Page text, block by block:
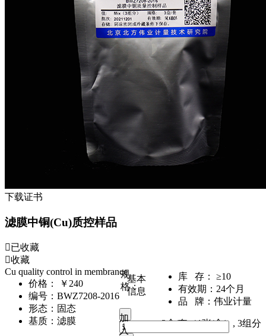
下载证书
滤膜中铜(Cu)质控样品
已收藏
收藏
Cu quality control in membrance
价格：
￥240
编号： BWZ7208-2016
形态： 固态
基质： 滤膜
库 存：
≥10
有效期： 24个月
品 牌： 伟业计量
规
格：
3盒/套（1张/盒） , 3组分
加
入
基本
信息